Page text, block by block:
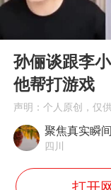
Play
孙俪谈跟李
他帮打游戏
声明：个人原创，仅
聚焦真实瞬间
四川